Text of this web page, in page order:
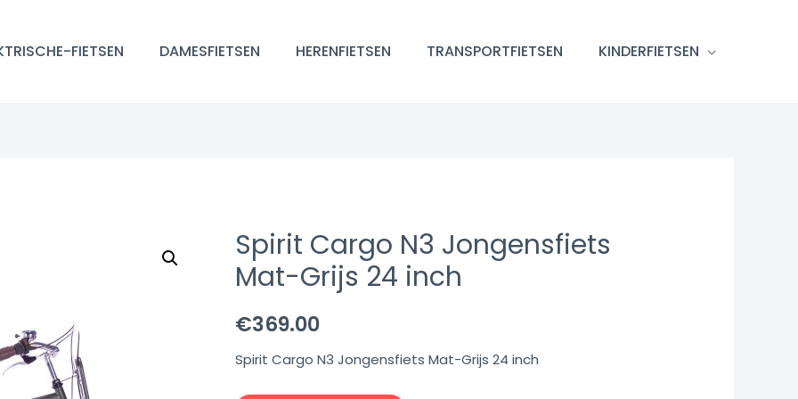
FIETSEN DAMESFIETSEN HERENFIETSEN TRANSPORTFIETSEN KINDERFIETSEN
Spirit Cargo N3 Jongensfiets
Mat-Grijs 24 inch
€369.00
Spirit Cargo N3 Jongensfiets Mat-Grijs 24 inch